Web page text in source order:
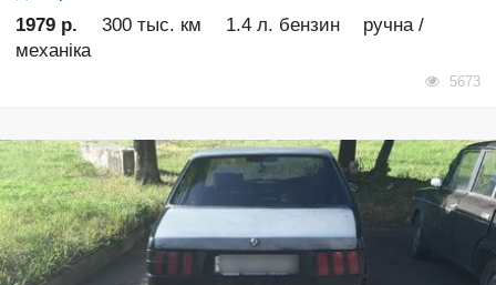
1979 р.
300 тыс. км 1.4 л. бензин
ручна /
механіка
5673